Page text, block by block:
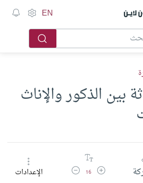
لاين EN
بين الذكور والإناث
زيادة حجم الخط
16 تقليل حجم الخطالإعدادات